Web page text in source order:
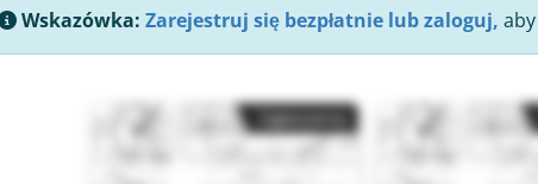
Wskazówka: Zarejestruj się bezpłatnie lub zaloguj,